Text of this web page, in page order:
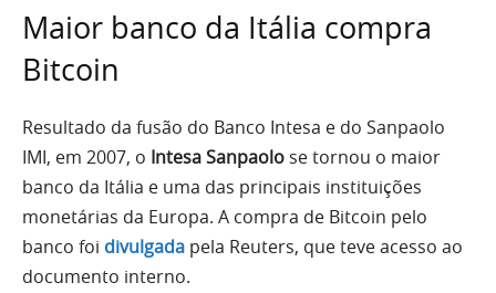
Maior banco da Itália compra
Bitcoin
Resultado da fusão do Banco Intesa e do Sanpaolo
IMI, em 2007, o Intesa Sanpaolo se tornou o maior
banco da Itália e uma das principais instituições
monetárias da Europa. A compra de Bitcoin pelo
banco foi divulgada pela Reuters, que teve acesso ao
documento interno.